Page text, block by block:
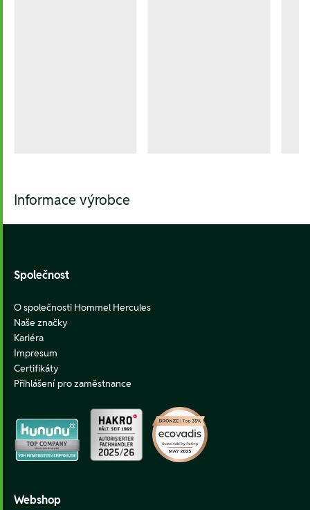
Informace výrobce
Footer
Společnost
O společnosti Hommel Hercules
Naše značky
Kariéra
Impresum
Certifikáty
Přihlášení pro zaměstnance
Webshop